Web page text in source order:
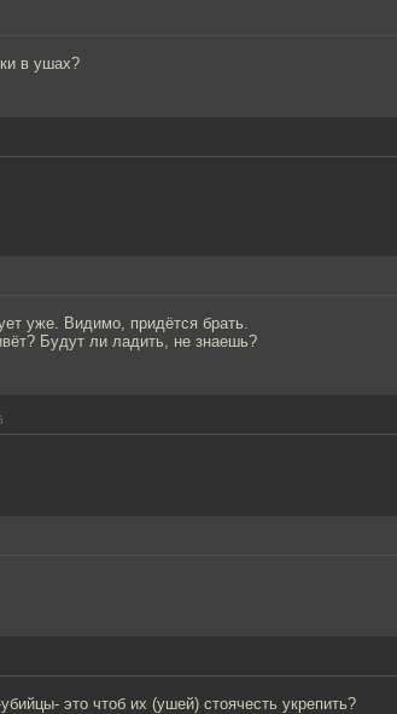
в ушах?
уже. Видимо, придётся брать.
Будут ли ладить, не знаешь?
это чтоб их (ушей) стоячесть укрепить?